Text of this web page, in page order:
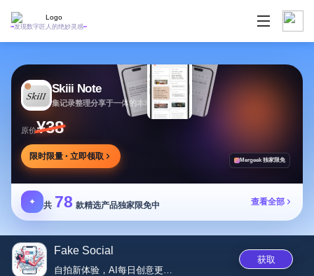
发现数字匠人的绝妙灵感
Skiii Note
集记录整理分享于一体的本地写作工作台
原价¥38
限时限量 · 立即领取 Mergeek 独家限免
✦ 共 78 款精选产品独家限免中 查看全部
Fake Social
自拍新体验，AI每日创意更新，...
获取